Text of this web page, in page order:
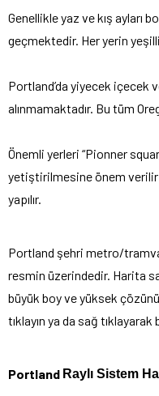
Genellikle yaz ve kış ayları
geçmektedir. Her yerin
Portland’da yiyecek içecek
alınmamaktadır. Bu tüm
Önemli yerleri “Pionner
yetiştirilmesine önem verilir
yapılır.
Portland şehri metro/
resmin üzerindedir. Harita
büyük boy ve yüksek
tıklayın ya da sağ tıklayarak
Portland Raylı Sistem